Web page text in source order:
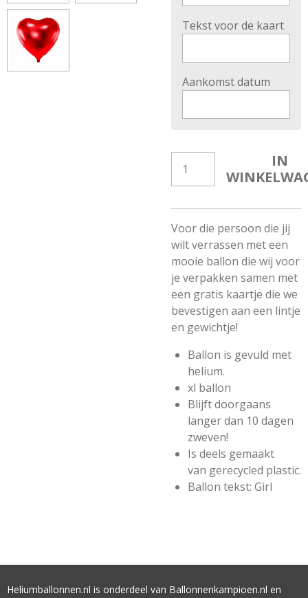
Tekst voor de kaart
Aankomst datum
IN
Voor die persoon die jij
wilt verrassen met een
mooie ballon die wij voor
je verpakken samen met
een gratis kaartje die we
bevestigen aan een lintje
en gewichtje!
Ballon is gevuld met
helium.
xl ballon
Blijft doorgaans
langer dan 10 dagen
zweven!
Is deels gemaakt
van gerecycled plastic.
Ballon tekst: Girl
Heliumballonnen.nl is onderdeel van Ballonnenkampioen.nl en